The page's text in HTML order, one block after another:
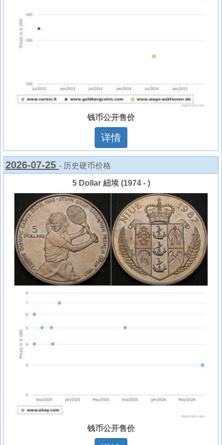
钱币公开售价
详情
2026-07-25 - 历史硬币价格
5 Dollar 紐埃 (1974 - )
钱币公开售价